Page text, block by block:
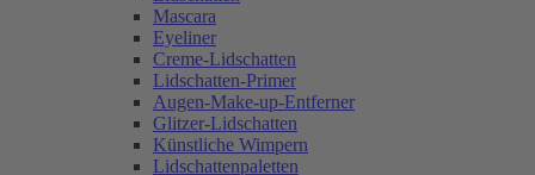
Mascara
Eyeliner
Creme-Lidschatten
Lidschatten-Primer
Augen-Make-up-Entferner
Glitzer-Lidschatten
Künstliche Wimpern
Lidschattenpaletten